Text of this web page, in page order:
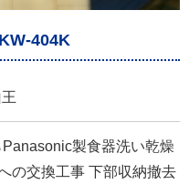
404K
製食器洗い乾燥
の交換工事 下部収納撤去